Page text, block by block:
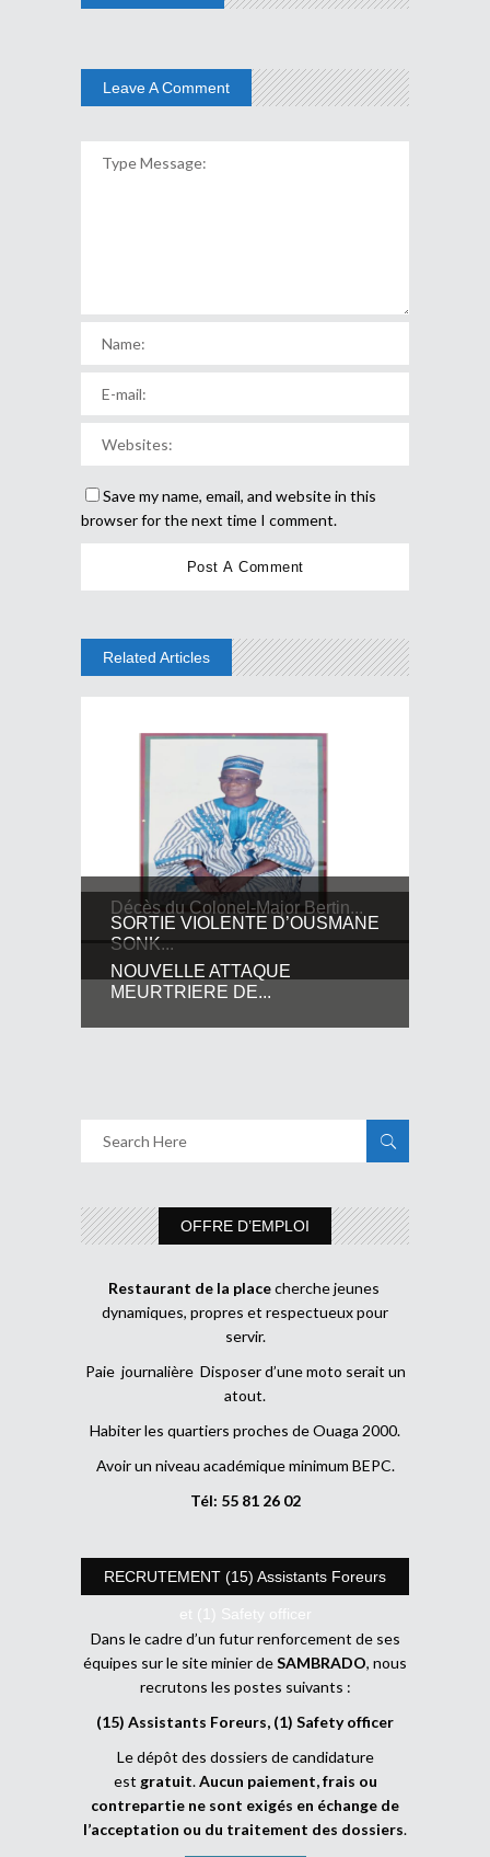
Leave A Comment
Save my name, email, and website in this
browser for the next time I comment.
Related Articles
Décès du Colonel-Major Bertin...
SORTIE VIOLENTE D’OUSMANE
SONK...
NOUVELLE ATTAQUE
MEURTRIERE DE...
OFFRE D’EMPLOI
Restaurant de la placecherche jeunes
dynamiques, propres et respectueux pour
servir.
Paie journalière Disposer d’une moto serait un
atout.
Habiter les quartiers proches de Ouaga 2000.
Avoir un niveau académique minimum BEPC.
Tél: 55 81 26 02
RECRUTEMENT (15) Assistants Foreurs
et (1) Safety officer
Dans le cadre d’un futur renforcement de ses
équipes sur le site minier deSAMBRADO, nous
recrutons les postes suivants :
(15) Assistants Foreurs, (1) Safety officer
Le dépôt des dossiers de candidature
est gratuit.Aucun paiement, frais ou
contrepartie ne sont exigés en échange de
l’acceptation ou du traitement des dossiers.